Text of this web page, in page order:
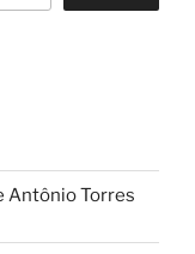
Antônio Torres